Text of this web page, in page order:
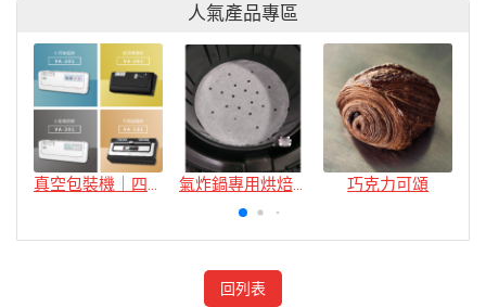
人氣產品專區
真空包裝機｜四款 氣炸鍋專用烘焙紙 巧克力可頌
回列表